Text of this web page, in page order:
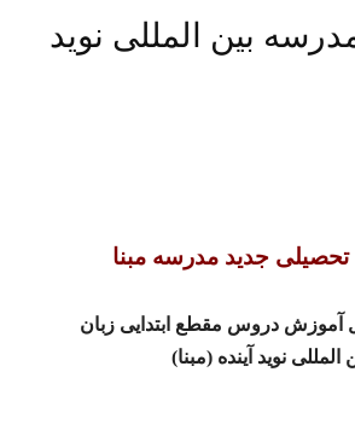
2023 مدرسه بین المللی نوید
تحصیلی جدید مدرسه مبنا
آموزش دروس مقطع ابتدایی زبان
نوید آینده (مبنا)